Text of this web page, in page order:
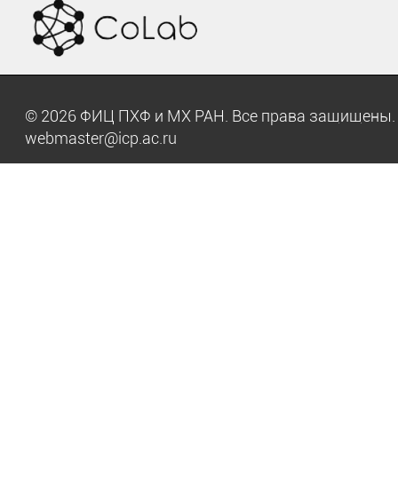
© 2026 ФИЦ ПХФ и МХ РАН. Все права
webmaster@icp.ac.ru